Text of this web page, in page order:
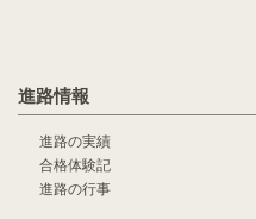
進路情報
進路の実績
合格体験記
進路の行事